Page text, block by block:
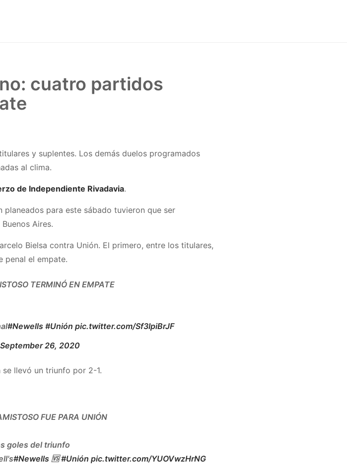
cuatro partidos
y suplentes. Los demás duelos programados
al clima.
de Independiente Rivadavia.
para este sábado tuvieron que ser
Aires.
Bielsa contra Unión. El primero, entre los titulares,
penal el empate.
TERMINÓ EN EMPATE
#Newells #Unión pic.twitter.com/Sf3IpiBrJF
September 26, 2020
llevó un triunfo por 2-1.
FUE PARA UNIÓN
goles del triunfo
#Newells 🆚#Unión pic.twitter.com/YUOVwzHrNG